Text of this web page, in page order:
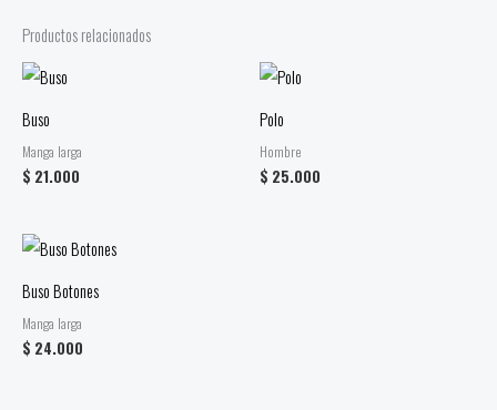
Productos relacionados
Buso
Manga larga
$ 21.000
Polo
Hombre
$ 25.000
Buso Botones
Manga larga
$ 24.000